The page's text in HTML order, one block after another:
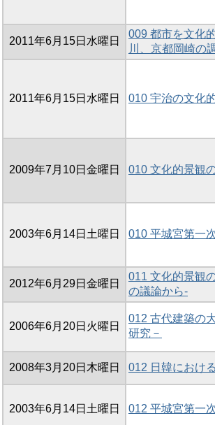
2011年6月15日水曜日
009 都市を文化
川、京都岡崎の
2011年6月15日水曜日 010 宇治の文化
2009年7月10日金曜日 010 文化的景観
2003年6月14日土曜日 010 平城宮第一
2012年6月29日金曜日
011 文化的景観
の議論から-
2006年6月20日火曜日
012 古代建築の
研究－
2008年3月20日木曜日 012 日韓におけ
2003年6月14日土曜日 012 平城宮第一